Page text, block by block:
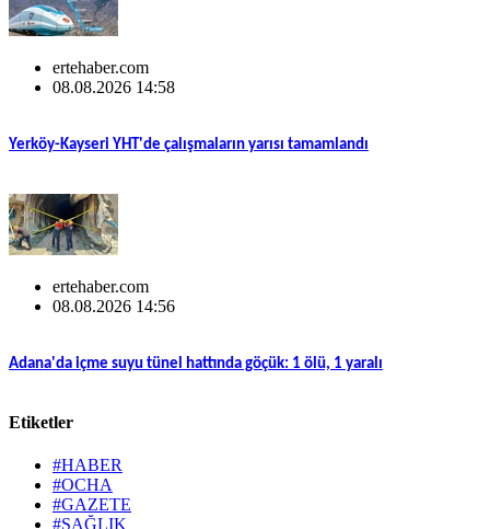
ertehaber.com
08.08.2026 14:58
Yerköy-Kayseri YHT'de çalışmaların yarısı tamamlandı
ertehaber.com
08.08.2026 14:56
Adana'da içme suyu tünel hattında göçük: 1 ölü, 1 yaralı
Etiketler
#HABER
#OCHA
#GAZETE
#SAĞLIK